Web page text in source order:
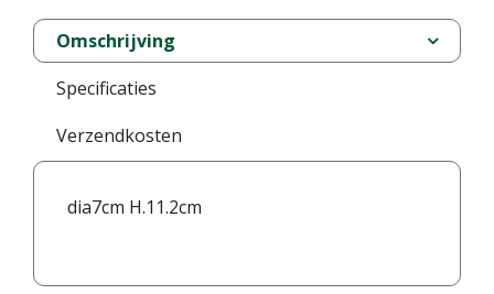
Omschrijving
Specificaties
Verzendkosten
dia7cm H.11.2cm